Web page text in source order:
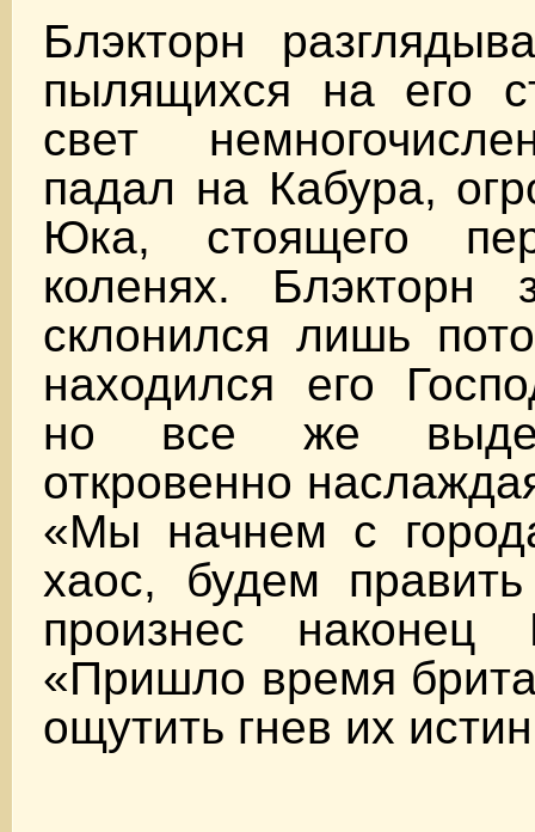
Блэкторн
пылящихся на его
свет
падал на Кабура,
Юка, стоящего
коленях.
склонился лишь
находился его
но все же
откровенно
«Мы начнем с
хаос, будем
произнес
«Пришло время
ощутить гнев их